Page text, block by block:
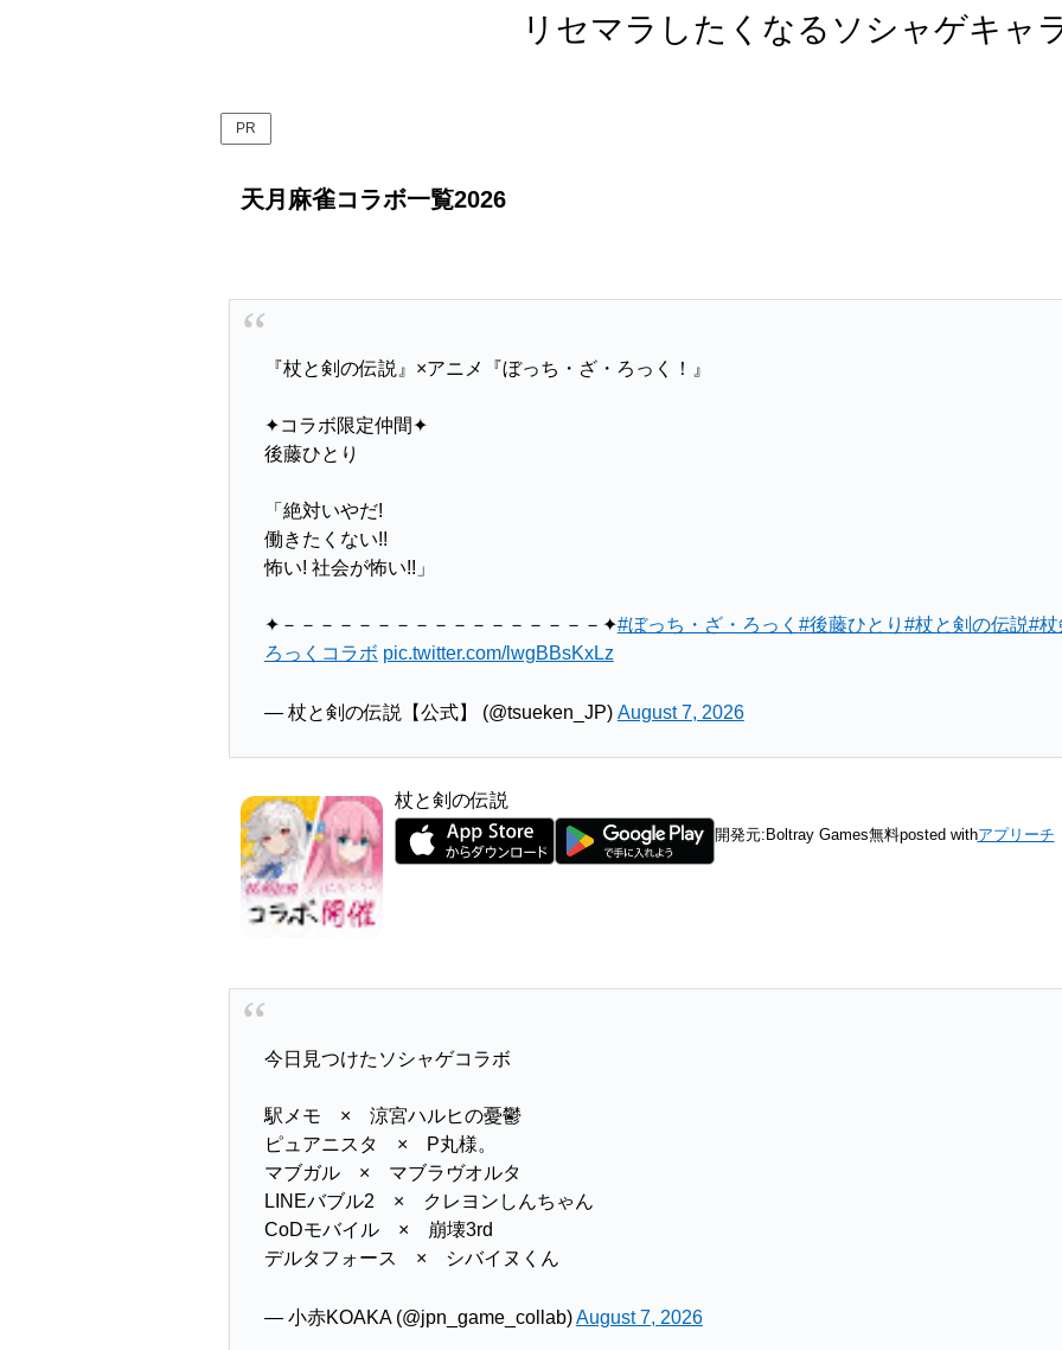
リセマラしたくなるソシャゲキャ
PR
天月麻雀コラボ一覧2026
『杖と剣の伝説』×アニメ『ぼっち・ざ・ろっく！』
✦コラボ限定仲間✦
後藤ひとり
「絶対いやだ!
働きたくない!!
怖い! 社会が怖い!!」
✦－－－－－－－－－－－－－－－－－✦#ぼっち・ざ・ろっく #後藤ひとり #杖と剣の伝説#杖
ろっくコラボ pic.twitter.com/lwgBBsKxLz
— 杖と剣の伝説【公式】 (@tsueken_JP) August 7, 2026
杖と剣の伝説
開発元: Boltray Games無料posted withアプリーチ
今日見つけたソシャゲコラボ
駅メモ × 涼宮ハルヒの憂鬱
ピュアニスタ × P丸様。
マブガル × マブラヴオルタ
LINEバブル2 × クレヨンしんちゃん
CoDモバイル × 崩壊3rd
デルタフォース × シバイヌくん
— 小赤KOAKA (@jpn_game_collab)August 7, 2026